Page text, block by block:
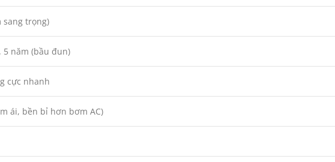
sang trọng)
5 năm (bầu đun)
cực nhanh
ái, bền bỉ hơn bơm AC)